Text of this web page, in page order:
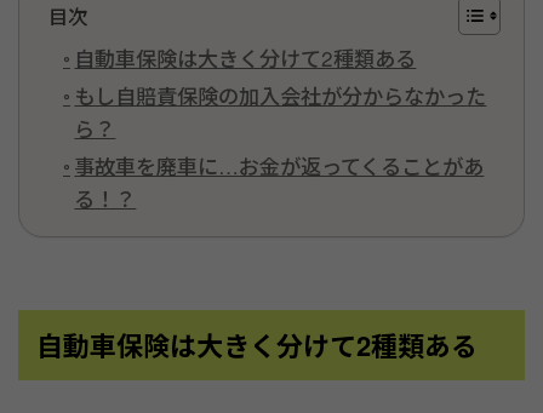
目次
自動車保険は大きく分けて2種類ある
もし自賠責保険の加入会社が分からなかった
ら？
事故車を廃車に…お金が返ってくることがあ
る！？
自動車保険は大きく分けて2種類ある